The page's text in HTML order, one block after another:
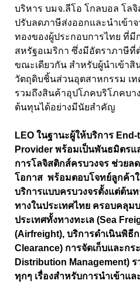
บริหาร บมจ.ลีโอ โกลบอล โล
ปรับลดภาษีส่งออกและนำเข้า
ทองของผู้ประกอบการไทย ที่มี
สหรัฐอเมริกา ซึ่งมีอัตราภาษี
ขณะเดียวกัน สำหรับผู้นำเข้าสิ
วัตถุดิบชิ้นส่วนอุตสาหกรรม เ
รวมถึงสินค้าอุปโภคบริโภคบา
ต้นทุนได้อย่างมีนัยสำคัญ
LEO ในฐานะผู้ให้บริการ
Provider พร้อมเป็นพันธมิตรแ
การโลจิสติกส์ครบวงจร ช่วยล
โอกาส พร้อมตอบโจทย์ลูกค้า
บริการแบบครบวงจรตั้งแต่ต้น
ทางในประเทศไทย ครอบคลุม
ประเทศทั้งทางทะเล (Sea
(Airfreight), บริการดำเนินพิธี
Clearance) การจัดเก็บและก
Distribution Management)
ทุกๆ เรื่องสำหรับการนำเข้าแล